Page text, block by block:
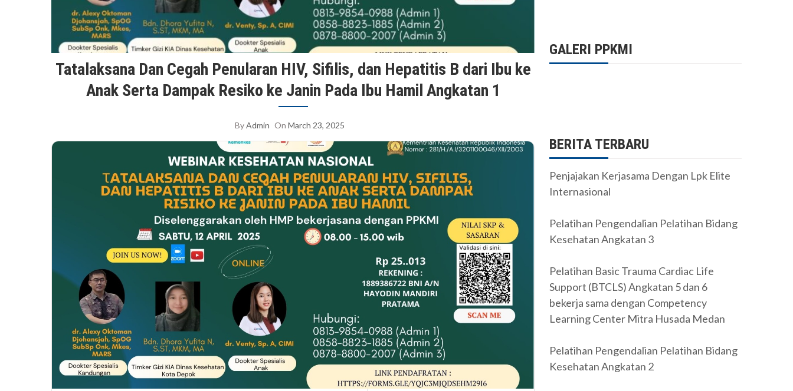
Tatalaksana Dan Cegah Penularan HIV, Sifilis, dan Hepatitis B dari Ibu ke
Anak Serta Dampak Resiko ke Janin Pada Ibu Hamil Angkatan 1
ByAdmin On March 23, 2025
GALERI PPKMI
BERITA TERBARU
Penjajakan Kerjasama Dengan Lpk Elite
Internasional
Pelatihan Pengendalian Pelatihan Bidang
Kesehatan Angkatan 3
Pelatihan Basic Trauma Cardiac Life
Support (BTCLS) Angkatan 5 dan 6
bekerja sama dengan Competency
Learning Center Mitra Husada Medan
Pelatihan Pengendalian Pelatihan Bidang
Kesehatan Angkatan 2